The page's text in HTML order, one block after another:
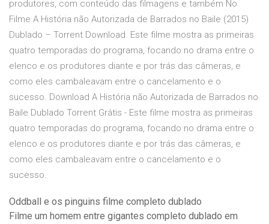
produtores, com conteúdo das filmagens e também No
Filme A História não Autorizada de Barrados no Baile (2015)
Dublado – Torrent Download. Este filme mostra as primeiras
quatro temporadas do programa, focando no drama entre o
elenco e os produtores diante e por trás das câmeras, e
como eles cambaleavam entre o cancelamento e o
sucesso. Download A História não Autorizada de Barrados no
Baile Dublado Torrent Grátis - Este filme mostra as primeiras
quatro temporadas do programa, focando no drama entre o
elenco e os produtores diante e por trás das câmeras, e
como eles cambaleavam entre o cancelamento e o
sucesso.
Oddball e os pinguins filme completo dublado
Filme um homem entre gigantes completo dublado em